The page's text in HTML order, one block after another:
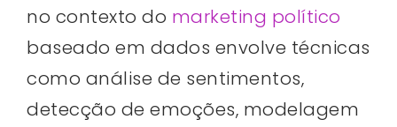
no contexto do marketing político
baseado em dados envolve técnicas
como análise de sentimentos,
detecção de emoções, modelagem